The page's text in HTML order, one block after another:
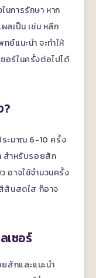
การรักษา หาก
ลเป็น เช่น หลีก
แนะนำ จะทำให้
อร์ในครั้งต่อไปได้
?
ะมาณ 6-10 ครั้ง
สำหรับรอยสัก
อาจใช้จำนวนครั้ง
สันสดใส ก็อาจ
เซอร์
สักและแนะนำ